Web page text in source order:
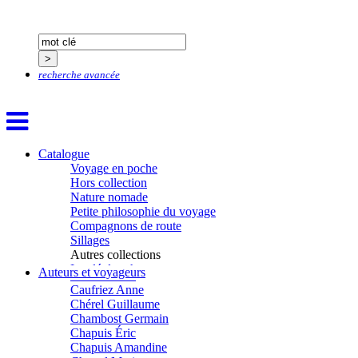
recherche avancée
Catalogue
Voyage en poche
Hors collection
Nature nomade
Petite philosophie du voyage
Compagnons de route
Sillages
Autres collections
La clé des champs
Chemins d’étoiles
Visions
Auteurs et voyageurs
Boudart Jean-Louis
Bougault Laurence
Bourgault Pierrick
Buiron Daphné
Busquet Gérard
Cagnat René
Calonne Marc-Antoine
Calvez Tangi
Cann Typhaine
Carbonnaux Stéphan
Caritey Rémi
Carrau Noak
Caufriez Anne
Chérel Guillaume
Chambost Germain
Chapuis Éric
Chapuis Amandine